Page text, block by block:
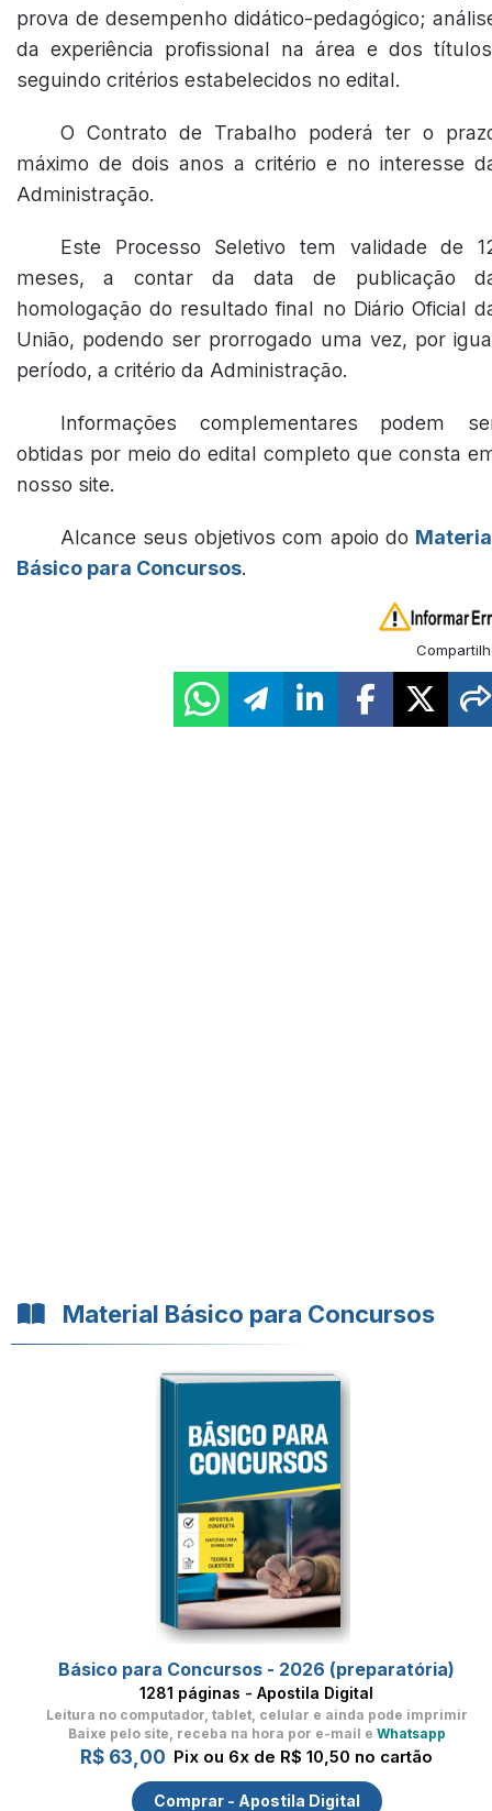
prova de desempenho didático-pedagógico;
da experiência profissional na área e dos
seguindo critérios estabelecidos no edital.
O Contrato de Trabalho poderá ter o
máximo de dois anos a critério e no interesse
Administração.
Este Processo Seletivo tem validade de
meses, a contar da data de publicação
homologação do resultado final no Diário Oficial
União, podendo ser prorrogado uma vez, por
período, a critério da Administração.
Informações complementares podem
obtidas por meio do edital completo que consta
nosso site.
Alcance seus objetivos com apoio do
Básico para Concursos.
Material Básico para Concursos
Básico para Concursos - 2026 (preparatória)
1281 páginas - Apostila Digital
Leitura no computador, tablet, celular e ainda pode imprimir
Baixe pelo site, receba na hora por e-mail e Whatsapp
R$ 63,00 Pix ou 6x de R$ 10,50 no cartão
Comprar - Apostila Digital